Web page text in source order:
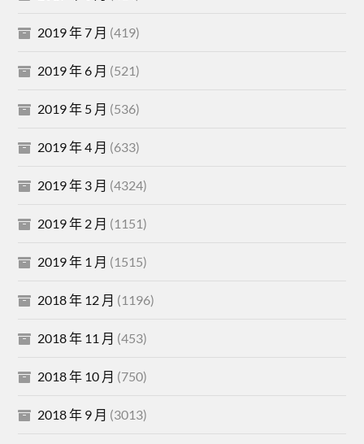
2019 年 7 月 (419)
2019 年 6 月 (521)
2019 年 5 月 (536)
2019 年 4 月 (633)
2019 年 3 月 (4324)
2019 年 2 月 (1151)
2019 年 1 月 (1515)
2018 年 12 月 (1196)
2018 年 11 月 (453)
2018 年 10 月 (750)
2018 年 9 月 (3013)